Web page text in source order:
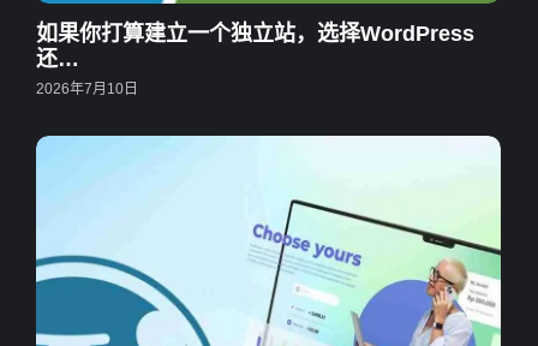
如果你打算建立一个独立站，选择WordPress
还…
2026年7月10日